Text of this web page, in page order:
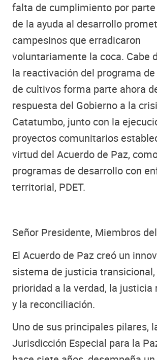
falta de cumplimiento por
de la ayuda al desarrollo
campesinos que erradicaron
voluntariamente la coca. Cabe
la reactivación del programa
de cultivos forma parte ahora
respuesta del Gobierno a la
Catatumbo, junto con la
proyectos comunitarios
virtud del Acuerdo de Paz,
programas de desarrollo con
territorial, PDET.
Señor Presidente, Miembros
El Acuerdo de Paz creó un
sistema de justicia
prioridad a la verdad, la justicia
y la reconciliación.
Uno de sus principales pilares,
Jurisdicción Especial para la